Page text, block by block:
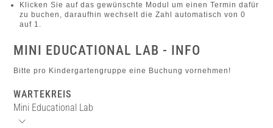
Klicken Sie auf das gewünschte Modul um einen Termin dafür
zu buchen, daraufhin wechselt die Zahl automatisch von 0
auf 1.
MINI EDUCATIONAL LAB - INFO
Bitte pro Kindergartengruppe eine Buchung vornehmen!
WARTEKREIS
Mini Educational Lab